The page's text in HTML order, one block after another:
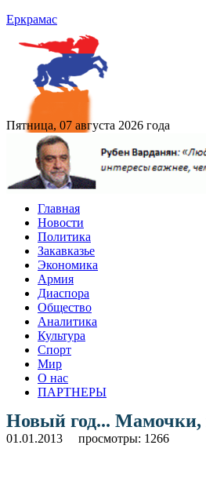
Еркрамас
Пятница, 07 августа 2026 года
Главная
Новости
Политика
Закавказье
Экономика
Армия
Диаспора
Общество
Аналитика
Культура
Спорт
Мир
О нас
ПАРТНЕРЫ
Новый год... Мамочки,
01.01.2013 просмотры: 1266